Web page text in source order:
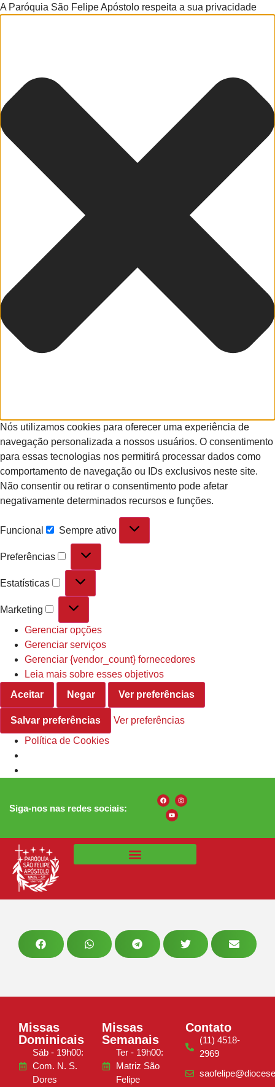
A Paróquia São Felipe Apóstolo respeita a sua privacidade
Nós utilizamos cookies para oferecer uma experiência de
navegação personalizada a nossos usuários. O consentimento
para essas tecnologias nos permitirá processar dados como
comportamento de navegação ou IDs exclusivos neste site.
Não consentir ou retirar o consentimento pode afetar
negativamente determinados recursos e funções.
Funcional Sempre ativo
Preferências
Estatísticas
Marketing
Gerenciar opções
Gerenciar serviços
Gerenciar {vendor_count} fornecedores
Leia mais sobre esses objetivos
Aceitar
Negar Ver preferências
Salvar preferências
Ver preferências
Política de Cookies
Siga-nos nas redes sociais:
Missas
Dominicais
Sáb - 19h00:
Com. N. S.
Dores
Missas
Semanais
Ter - 19h00:
Matriz São
Felipe
Contato
(11) 4518-
2969